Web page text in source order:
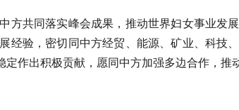
共同落实峰会成果，推动世界妇女事业发
验，密切同中方经贸、能源、矿业、科技
作出积极贡献，愿同中方加强多边合作，推